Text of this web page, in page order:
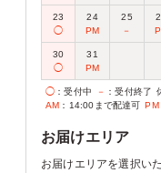
23
◯
24
PM
25
－
30
◯
31
PM
◯ ：受付中 － ：受付終了
AM ：14:00まで配達可 PM
お届けエリア
お届けエリアを選択い